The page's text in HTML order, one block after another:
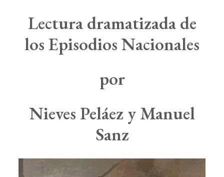
Lectura dramatizada de
los Episodios Nacionales
por
Nieves Peláez y Manuel
Sanz